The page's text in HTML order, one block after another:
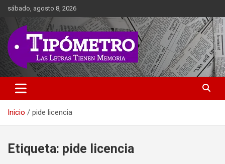
Saltar
contenido
sábado, agosto 8, 2026
Tipometro
Las Letras Tienen Memoria
Inicio pide licencia
Etiqueta: pide licencia